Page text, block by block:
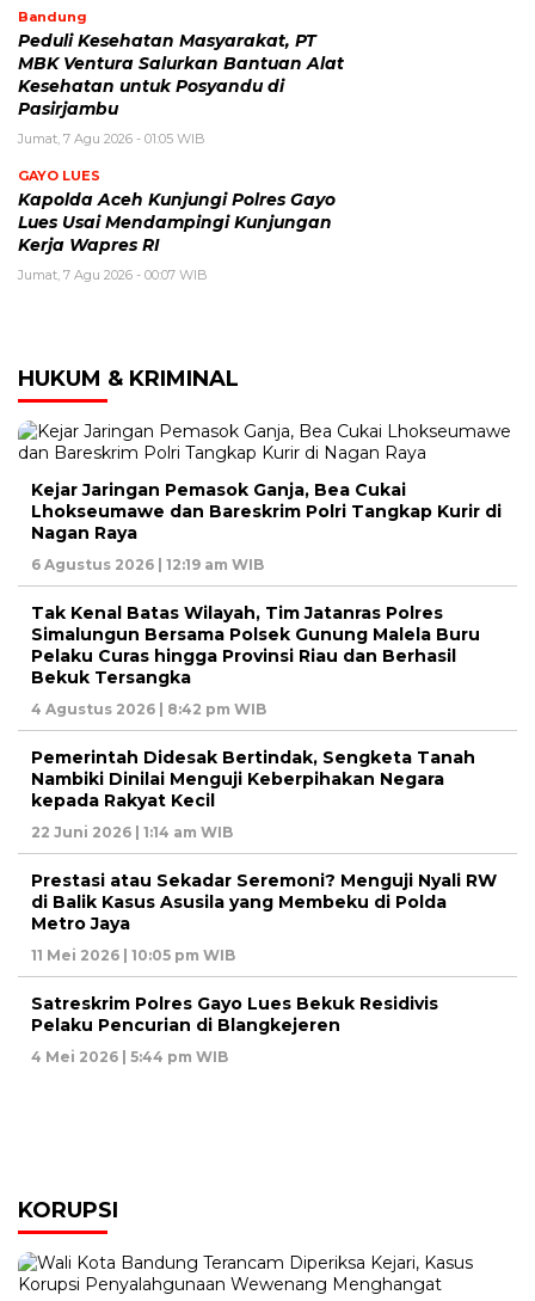
Bandung
Peduli Kesehatan Masyarakat, PT
MBK Ventura Salurkan Bantuan Alat
Kesehatan untuk Posyandu di
Pasirjambu
Jumat, 7 Agu 2026 - 01:05 WIB
GAYO LUES
Kapolda Aceh Kunjungi Polres Gayo
Lues Usai Mendampingi Kunjungan
Kerja Wapres RI
Jumat, 7 Agu 2026 - 00:07 WIB
HUKUM & KRIMINAL
Kejar Jaringan Pemasok Ganja, Bea Cukai
Lhokseumawe dan Bareskrim Polri Tangkap Kurir di
Nagan Raya
6 Agustus 2026 | 12:19 am WIB
Tak Kenal Batas Wilayah, Tim Jatanras Polres
Simalungun Bersama Polsek Gunung Malela Buru
Pelaku Curas hingga Provinsi Riau dan Berhasil
Bekuk Tersangka
4 Agustus 2026 | 8:42 pm WIB
Pemerintah Didesak Bertindak, Sengketa Tanah
Nambiki Dinilai Menguji Keberpihakan Negara
kepada Rakyat Kecil
22 Juni 2026 | 1:14 am WIB
Prestasi atau Sekadar Seremoni? Menguji Nyali RW
di Balik Kasus Asusila yang Membeku di Polda
Metro Jaya
11 Mei 2026 | 10:05 pm WIB
Satreskrim Polres Gayo Lues Bekuk Residivis
Pelaku Pencurian di Blangkejeren
4 Mei 2026 | 5:44 pm WIB
KORUPSI